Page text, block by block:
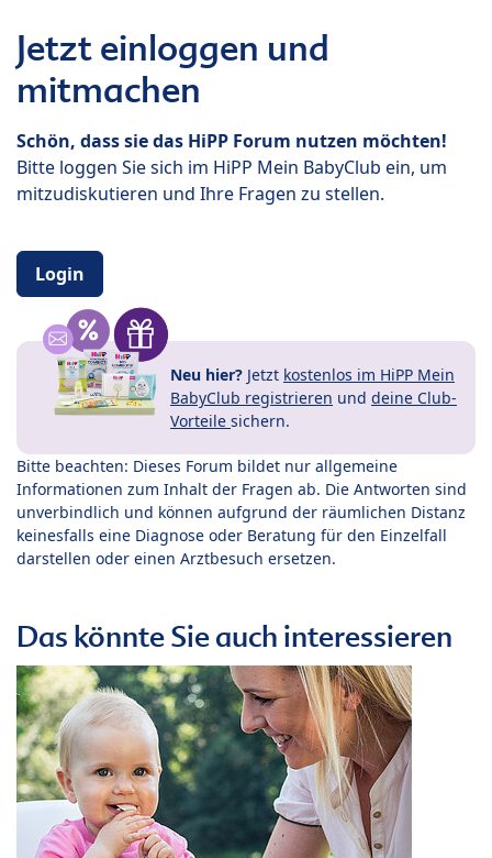
Jetzt einloggen und
mitmachen
Schön, dass sie das HiPP Forum nutzen möchten!
Bitte loggen Sie sich im HiPP Mein BabyClub ein, um
mitzudiskutieren und Ihre Fragen zu stellen.
Login
Neu hier? Jetzt kostenlos im HiPP Mein
BabyClub registrieren und deine Club-
Vorteile sichern.
Bitte beachten: Dieses Forum bildet nur allgemeine
Informationen zum Inhalt der Fragen ab. Die Antworten sind
unverbindlich und können aufgrund der räumlichen Distanz
keinesfalls eine Diagnose oder Beratung für den Einzelfall
darstellen oder einen Arztbesuch ersetzen.
Das könnte Sie auch interessieren